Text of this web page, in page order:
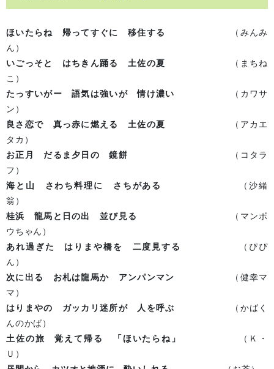
ほいたらね 帰ってすぐに 移住する
（みんみ
ん）
いごっそと はちきん踊る 土佐の夏
（まちね
こ）
たっすいがー 語気は強いが 情け濃い
（カワサ
ン）
良さ恋で 真っ赤に燃える 土佐の夏
（アカエ
タカ）
お正月 だるま夕日の 鏡餅
（コタラ
フ）
海と山 さわち料理に さちがある
（沙緒
翁）
桂浜 龍馬と日の出 並び見る
（マンボ
ウちゃん）
あれ過ぎた はりまや橋を 二度見する
（ぴぴ
ん）
次に出る お札は龍馬か アンパンマン
（健幸マ
マ）
はりまやの ガッカリ迷所が 人を呼ぶ
（かばく
んのかば）
土佐の旅 覚えて帰る 「ほいたらね」
（Ｋ・
Ｕ）